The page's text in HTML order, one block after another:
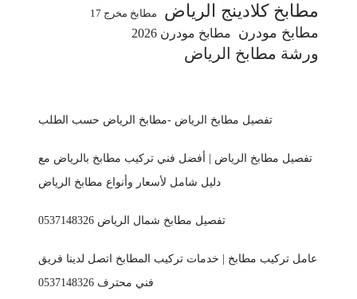
مطابخ كلادينج الرياض
مطابخ مخرج 17
مطابخ مودرن مطابخ مودرن 2026
ورشة مطابخ الرياض
تفصيل مطابخ الرياض -مطابخ الرياض حسب الطلب
تفصيل مطابخ الرياض | أفضل فني تركيب مطابخ بالرياض مع
دليل شامل لأسعار وأنواع مطابخ الرياض
تفصيل مطابخ شمال الرياض 0537148326
عامل تركيب مطابخ | خدمات تركيب المطابخ اتصل لدينا فريق
فني محترف 0537148326